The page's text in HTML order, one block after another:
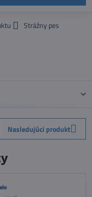
Strážny pes
Nasledujúci produkt